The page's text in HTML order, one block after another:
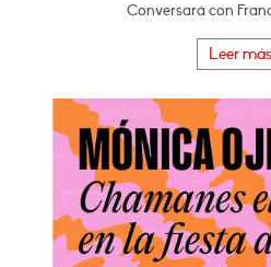
Conversará con
Leer